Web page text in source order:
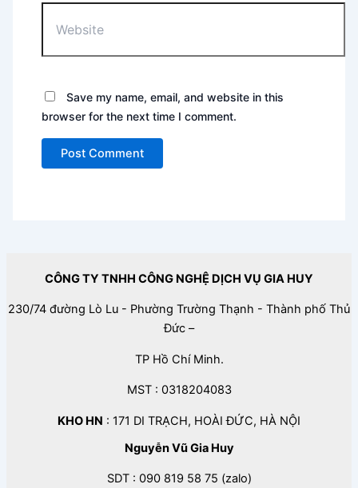
Save my name, email, and website in this
browser for the next time I comment.
CÔNG TY TNHH CÔNG NGHỆ DỊCH VỤ GIA HUY
230/74 đường Lò Lu - Phường Trường Thạnh - Thành phố Thủ
Đức –
TP Hồ Chí Minh.
MST : 0318204083
KHO HN : 171 DI TRẠCH, HOÀI ĐỨC, HÀ NỘI
Nguyễn Vũ Gia Huy
SDT : 090 819 58 75 (zalo)